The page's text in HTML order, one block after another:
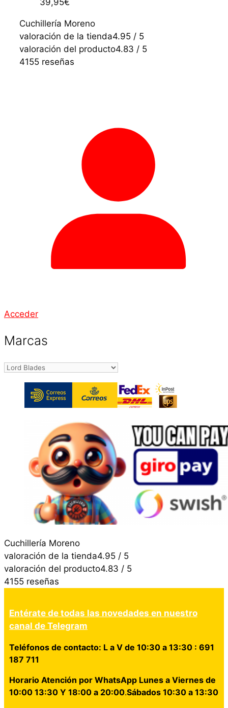
39,95€
Cuchillería Moreno
valoración de la tienda4.95 / 5
valoración del producto4.83 / 5
4155 reseñas
Acceder
Marcas
Cuchillería Moreno
valoración de la tienda4.95 / 5
valoración del producto4.83 / 5
4155 reseñas
Entérate de todas las novedades en nuestro
canal de Telegram
Teléfonos de contacto: L a V de 10:30 a 13:30 : 691
187 711
Horario Atención por WhatsApp Lunes a Viernes de
10:00 13:30 Y 18:00 a 20:00.Sábados 10:30 a 13:30